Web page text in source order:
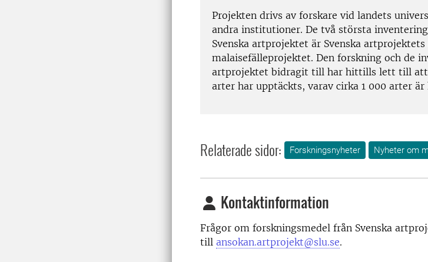
Projekten drivs av forskare vid landets
andra institutioner. De två största
Svenska artprojektet är Svenska
malaisefälleprojektet. Den forskning och de
artprojektet bidragit till har hittills lett till att
arter har upptäckts, varav cirka 1 000 arter
Relaterade sidor: Forskningsnyheter Nyheter om
Kontaktinformation
Frågor om forskningsmedel från Svenska
till ansokan.artprojekt@slu.se.